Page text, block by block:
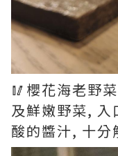
🥢櫻花海老野
及鮮嫩野菜,
酸的醬汁, 十分